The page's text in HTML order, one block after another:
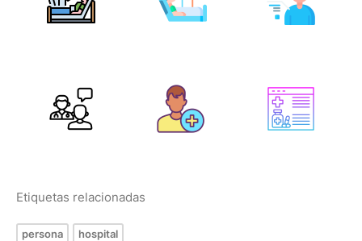
Etiquetas relacionadas
persona hospital